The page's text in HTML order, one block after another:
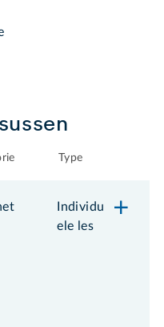
Type
Individu
ele les